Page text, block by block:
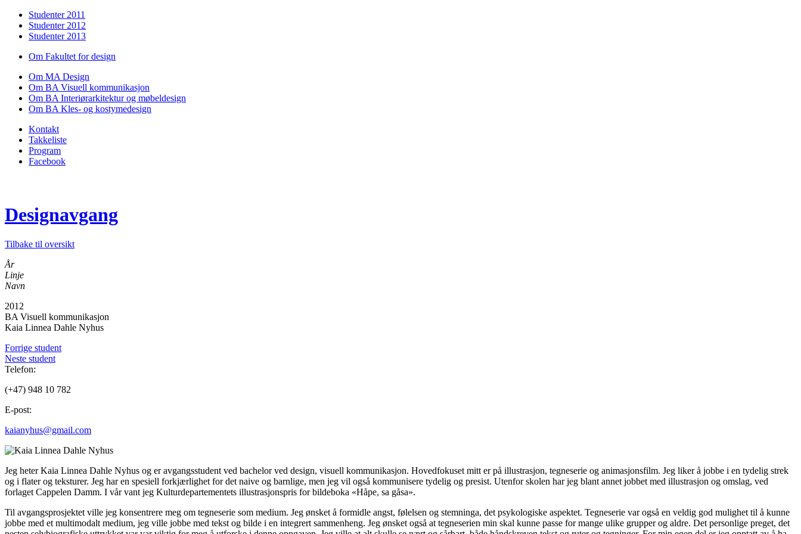
Studenter 2011
Studenter 2012
Studenter 2013
Om Fakultet for design
Om MA Design
Om BA Visuell kommunikasjon
Om BA Interiørarkitektur og møbeldesign
Om BA Kles- og kostymedesign
Kontakt
Takkeliste
Program
Facebook
Designavgang
Tilbake til oversikt
År
Linje
Navn
2012
BA Visuell kommunikasjon
Kaia Linnea Dahle Nyhus
Forrige student
Neste student
Telefon:
(+47) 948 10 782
E-post:
kaianyhus@gmail.com
Jeg heter Kaia Linnea Dahle Nyhus og er avgangsstudent ved bachelor ved design, visuell kommunikasjon. Hovedfokuset mitt er på illustrasjon, tegneserie og animasjonsfilm. Jeg liker å jobbe i en tydelig strek
og i flater og teksturer. Jeg har en spesiell forkjærlighet for det naive og barnlige, men jeg vil også kommunisere tydelig og presist. Utenfor skolen har jeg blant annet jobbet med illustrasjon og omslag, ved
forlaget Cappelen Damm. I vår vant jeg Kulturdepartementets illustrasjonspris for bildeboka «Håpe, sa gåsa».
Til avgangsprosjektet ville jeg konsentrere meg om tegneserie som medium. Jeg ønsket å formidle angst, følelsen og stemninga, det psykologiske aspektet. Tegneserie var også en veldig god mulighet til å kunne
jobbe med et multimodalt medium, jeg ville jobbe med tekst og bilde i en integrert sammenheng. Jeg ønsket også at tegneserien min skal kunne passe for mange ulike grupper og aldre. Det personlige preget, det